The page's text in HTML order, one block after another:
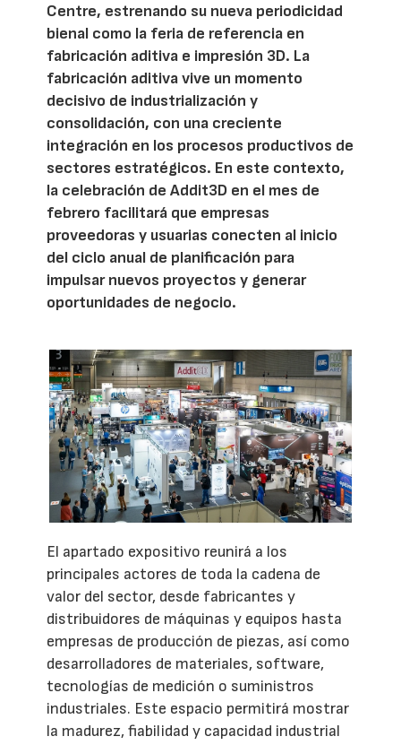
Centre, estrenando su nueva periodicidad
bienal como la feria de referencia en
fabricación aditiva e impresión 3D. La
fabricación aditiva vive un momento
decisivo de industrialización y
consolidación, con una creciente
integración en los procesos productivos de
sectores estratégicos. En este contexto,
la celebración de Addit3D en el mes de
febrero facilitará que empresas
proveedoras y usuarias conecten al inicio
del ciclo anual de planificación para
impulsar nuevos proyectos y generar
oportunidades de negocio.
El apartado expositivo reunirá a los
principales actores de toda la cadena de
valor del sector, desde fabricantes y
distribuidores de máquinas y equipos hasta
empresas de producción de piezas, así como
desarrolladores de materiales, software,
tecnologías de medición o suministros
industriales. Este espacio permitirá mostrar
la madurez, fiabilidad y capacidad industrial